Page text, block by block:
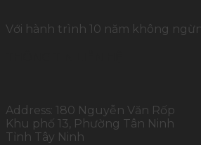
Với hành trình 10 năm không
Address: 180 Nguyễn Văn Rốp
Khu phố 13, Phường Tân Ninh
Tỉnh Tây Ninh